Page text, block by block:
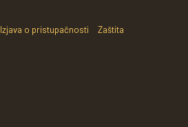
Izjava o pristupačnosti
Zaštita